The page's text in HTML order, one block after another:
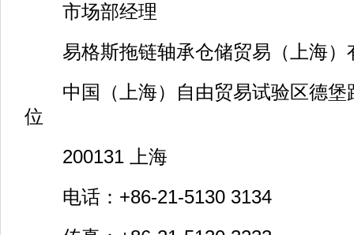
市场部经理
易格斯拖链轴承仓储贸易（上海）
中国（上海）自由贸易试验区德堡
位
200131 上海
电话：+86-21-5130 3134